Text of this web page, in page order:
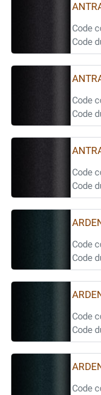
Code
Code
Code
Code
Code
Code
Code
Code
Code
Code
Code